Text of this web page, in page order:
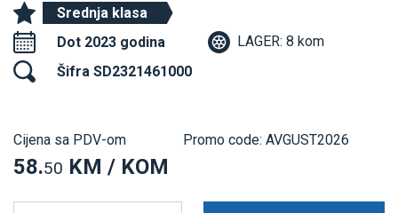
Srednja klasa
Dot 2023 godina
LAGER: 8 kom
Šifra SD2321461000
Cijena sa PDV-om
58.50 KM / KOM
Promo code: AVGUST2026